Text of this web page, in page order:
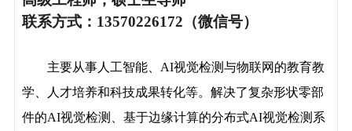
联系方式：13570226172（微信号）
主要从事人工智能、AI视觉检测与物联网的教育教
学、人才培养和科技成果转化等。解决了复杂形状零部
件的AI视觉检测、基于边缘计算的分布式AI视觉检测系